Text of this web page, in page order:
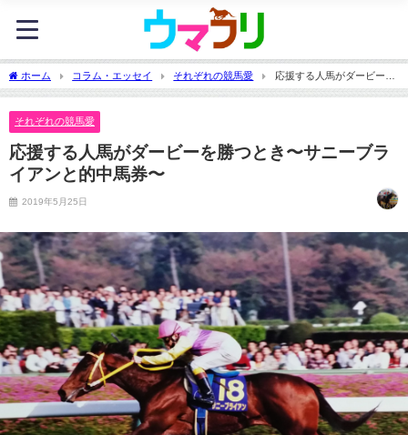
ホーム コラム・エッセイ それぞれの競馬愛
応援する人馬がダービーを
勝つとき〜サニーブライアンと的中馬券〜
それぞれの競馬愛
応援する人馬がダービーを勝つとき〜サニーブラ
イアンと的中馬券〜
2019年5月25日